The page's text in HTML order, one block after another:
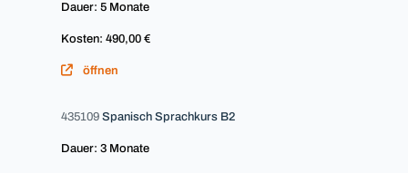
Dauer: 5 Monate
Kosten: 490,00 €
öffnen
435109 Spanisch Sprachkurs B2
Dauer: 3 Monate